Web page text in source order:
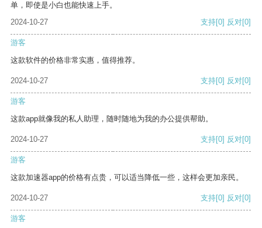
单，即使是小白也能快速上手。
2024-10-27
支持[0] 反对[0]
游客
这款软件的价格非常实惠，值得推荐。
2024-10-27 支持[0] 反对[0]
游客
这款app就像我的私人助理，随时随地为我的办公提供帮助。
2024-10-27 支持[0] 反对[0]
游客
这款加速器app的价格有点贵，可以适当降低一些，这样会更加亲民。
2024-10-27 支持[0] 反对[0]
游客